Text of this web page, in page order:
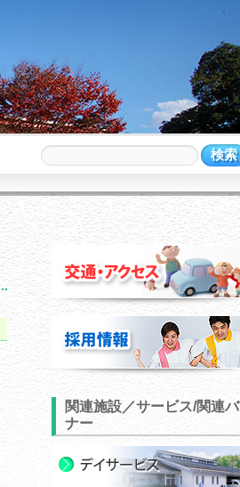
関連施設／サービス/関連バ
ナー